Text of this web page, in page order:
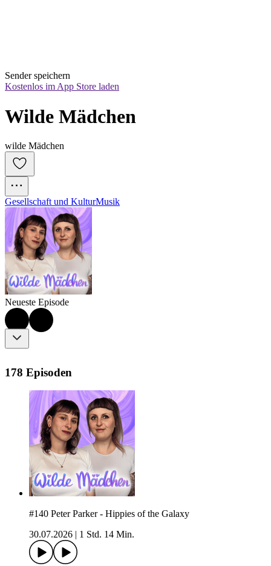
Sender speichern
Kostenlos im App Store laden
Wilde Mädchen
wilde Mädchen
Gesellschaft und KulturMusik
Neueste Episode
178 Episoden
#140 Peter Parker - Hippies of the Galaxy
30.07.2026
1 Std. 14 Min.